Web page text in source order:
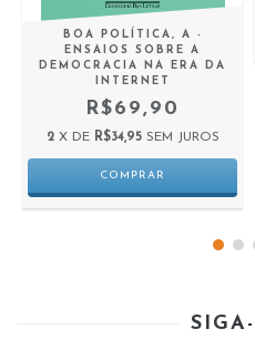
BOA POLÍTICA, A -
ENSAIOS SOBRE A
DEMOCRACIA NA ERA DA
INTERNET
R$69,90
2 X DE R$34,95 SEM JUROS